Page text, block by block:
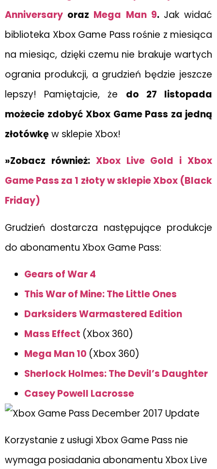
Anniversary oraz Mega Man 9. Jak widać
biblioteka Xbox Game Pass rośnie z miesiąca
na miesiąc, dzięki czemu nie brakuje wartych
ogrania produkcji, a grudzień będzie jeszcze
lepszy! Pamiętajcie, że do 27 listopada
możecie zdobyć Xbox Game Pass za jedną
złotówkęw sklepie Xbox!
»Zobacz również: Xbox Live Gold i Xbox
Game Pass za 1 złoty w sklepie Xbox (Black
Friday)
Grudzień dostarcza następujące produkcje
do abonamentu Xbox Game Pass:
Gears of War 4
This War of Mine: The Little Ones
Darksiders Warmastered Edition
Mass Effect (Xbox 360)
Mega Man 10 (Xbox 360)
Sherlock Holmes: The Devil’s Daughter
Casey Powell Lacrosse
Korzystanie z usługi Xbox Game Pass nie
wymaga posiadania abonamentu Xbox Live